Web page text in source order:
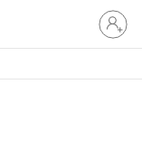
Prijavite
se
u
račun